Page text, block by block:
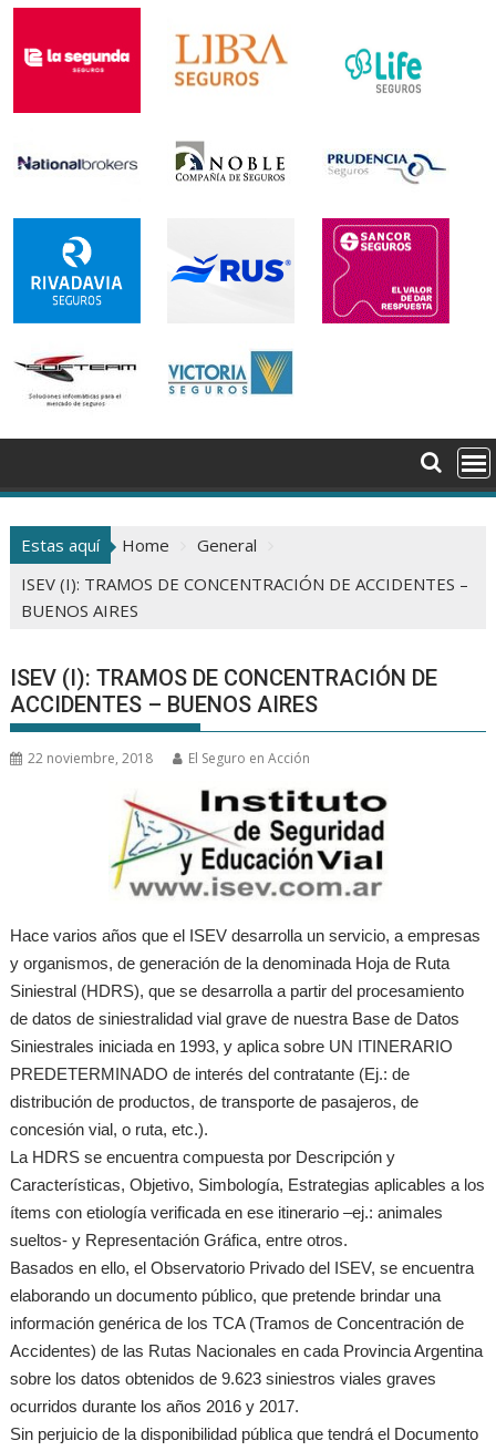
Estas aquí Home
General
ISEV (I): TRAMOS DE CONCENTRACIÓN DE ACCIDENTES –
BUENOS AIRES
ISEV (I): TRAMOS DE CONCENTRACIÓN DE
ACCIDENTES – BUENOS AIRES
22 noviembre, 2018 El Seguro en Acción
Hace varios años que el ISEV desarrolla un servicio, a empresas
y organismos, de generación de la denominada Hoja de Ruta
Siniestral (HDRS), que se desarrolla a partir del procesamiento
de datos de siniestralidad vial grave de nuestra Base de Datos
Siniestrales iniciada en 1993, y aplica sobre UN ITINERARIO
PREDETERMINADO de interés del contratante (Ej.: de
distribución de productos, de transporte de pasajeros, de
concesión vial, o ruta, etc.).
La HDRS se encuentra compuesta por Descripción y
Características, Objetivo, Simbología, Estrategias aplicables a los
ítems con etiología verificada en ese itinerario –ej.: animales
sueltos- y Representación Gráfica, entre otros.
Basados en ello, el Observatorio Privado del ISEV, se encuentra
elaborando un documento público, que pretende brindar una
información genérica de los TCA (Tramos de Concentración de
Accidentes) de las Rutas Nacionales en cada Provincia Argentina
sobre los datos obtenidos de 9.623 siniestros viales graves
ocurridos durante los años 2016 y 2017.
Sin perjuicio de la disponibilidad pública que tendrá el Documento